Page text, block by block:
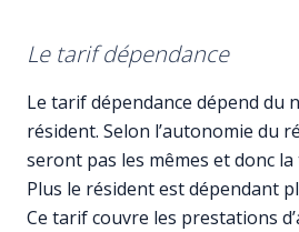
Le tarif dépendance
Le tarif dépendance dépend du
résident. Selon l’autonomie du
seront pas les mêmes et donc
Plus le résident est dépendant
Ce tarif couvre les prestations